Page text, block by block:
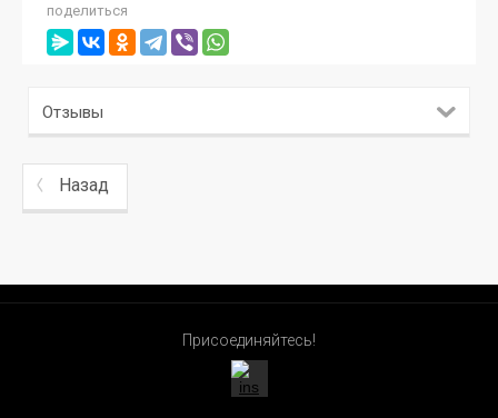
поделиться
Отзывы
Назад
Присоединяйтесь!